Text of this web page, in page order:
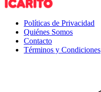
Políticas de Privacidad
Quiénes Somos
Contacto
Términos y Condiciones